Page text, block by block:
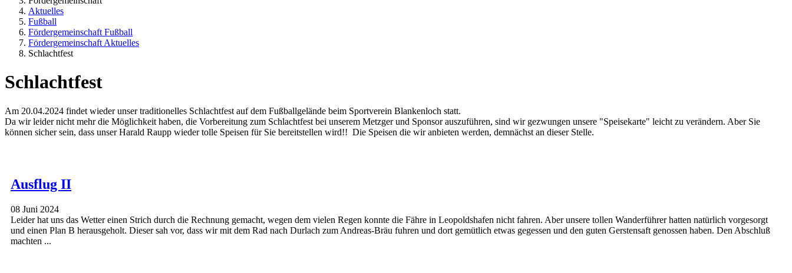
Aktuelles
Fußball
Fördergemeinschaft Fußball
Fördergemeinschaft Aktuelles
Schlachtfest
Schlachtfest
Am 20.04.2024 findet wieder unser traditionelles Schlachtfest auf dem Fußballgelände beim Sportverein Blankenloch statt.
Da wir leider nicht mehr die Möglichkeit haben, die Vorbereitung zum Schlachtfest bei unserem Metzger und Sponsor auszuführen, sind wir gezwungen unsere "Speisekarte" leicht zu verändern. Aber Sie
können sicher sein, dass unser Harald Raupp wieder tolle Speisen für Sie bereitstellen wird!! Die Speisen die wir anbieten werden, demnächst an dieser Stelle.
Ausflug II
08 Juni 2024
Leider hat uns das Wetter einen Strich durch die Rechnung gemacht, wegen dem vielen Regen konnte die Fähre in Leopoldshafen nicht fahren. Aber unsere tollen Wanderführer hatten natürlich vorgesorgt
und einen Plan B herausgeholt. Dieser sah vor, dass wir mit dem Rad nach Durlach zum Andreas-Bräu fuhren und dort gemütlich etwas gegessen und den guten Gerstensaft genossen haben. Den Abschluß
machten ...